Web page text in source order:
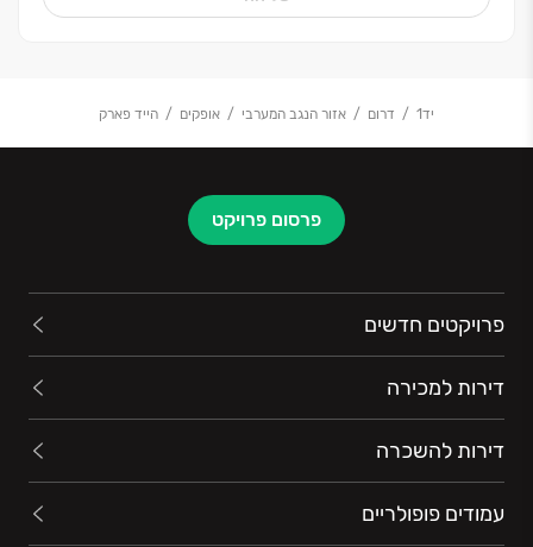
יד1 דרום אזור הנגב המערבי אופקים הייד פארק
פרסום פרויקט
פרויקטים חדשים
דירות למכירה
דירות להשכרה
עמודים פופולריים